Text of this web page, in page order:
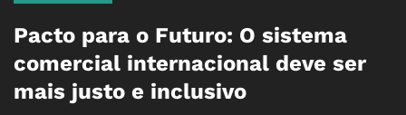
Pacto para o Futuro: O sistema
comercial internacional deve ser
mais justo e inclusivo